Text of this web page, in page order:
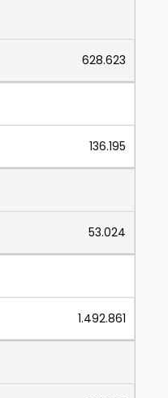
628.623
136.195
53.024
1.492.861